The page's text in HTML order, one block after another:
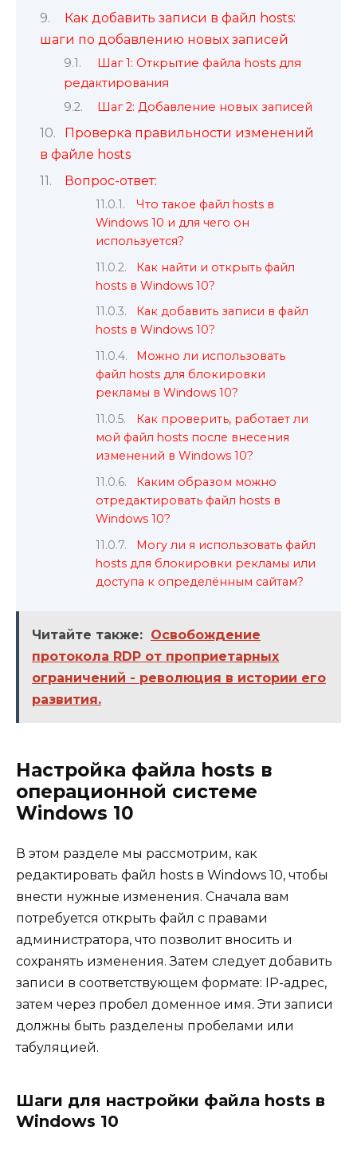
Как добавить записи в файл hosts:
шаги по добавлению новых записей
Шаг 1: Открытие файла hosts для
редактирования
Шаг 2: Добавление новых записей
Проверка правильности изменений
в файле hosts
Вопрос-ответ:
Что такое файл hosts в
Windows 10 и для чего он
используется?
Как найти и открыть файл
hosts в Windows 10?
Как добавить записи в файл
hosts в Windows 10?
Можно ли использовать
файл hosts для блокировки
рекламы в Windows 10?
Как проверить, работает ли
мой файл hosts после внесения
изменений в Windows 10?
Каким образом можно
отредактировать файл hosts в
Windows 10?
Могу ли я использовать файл
hosts для блокировки рекламы или
доступа к определённым сайтам?
Читайте также: Освобождение
протокола RDP от проприетарных
ограничений - революция в истории его
развития.
Настройка файла hosts в
операционной системе
Windows 10
В этом разделе мы рассмотрим, как
редактировать файл hosts в Windows 10, чтобы
внести нужные изменения. Сначала вам
потребуется открыть файл с правами
администратора, что позволит вносить и
сохранять изменения. Затем следует добавить
записи в соответствующем формате: IP-адрес,
затем через пробел доменное имя. Эти записи
должны быть разделены пробелами или
табуляцией.
Шаги для настройки файла hosts в
Windows 10